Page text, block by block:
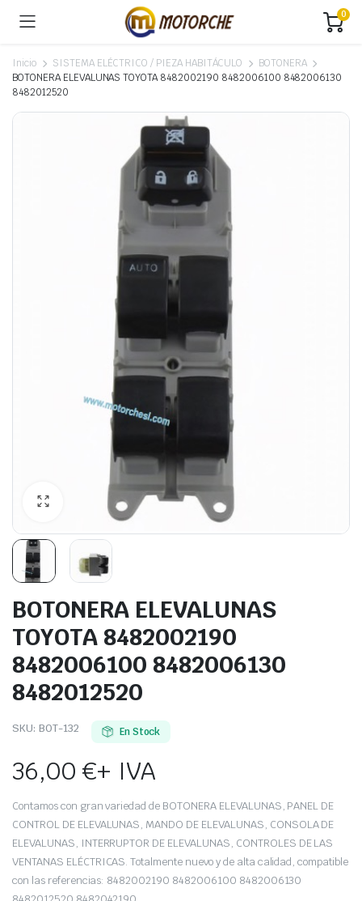
0
Inicio SISTEMA ELÉCTRICO / PIEZA HABITÁCULO
BOTONERA
BOTONERA ELEVALUNAS TOYOTA 8482002190 8482006100 8482006130
8482012520
BOTONERA ELEVALUNAS
TOYOTA 8482002190
8482006100 8482006130
8482012520
SKU: BOT-132 En Stock
36,00€+ IVA
Contamos con gran variedad de BOTONERA ELEVALUNAS, PANEL DE
CONTROL DE ELEVALUNAS, MANDO DE ELEVALUNAS, CONSOLA DE
ELEVALUNAS, INTERRUPTOR DE ELEVALUNAS, CONTROLES DE LAS
VENTANAS ELÉCTRICAS. Totalmente nuevo y de alta calidad, compatible
con las referencias: 8482002190 8482006100 8482006130